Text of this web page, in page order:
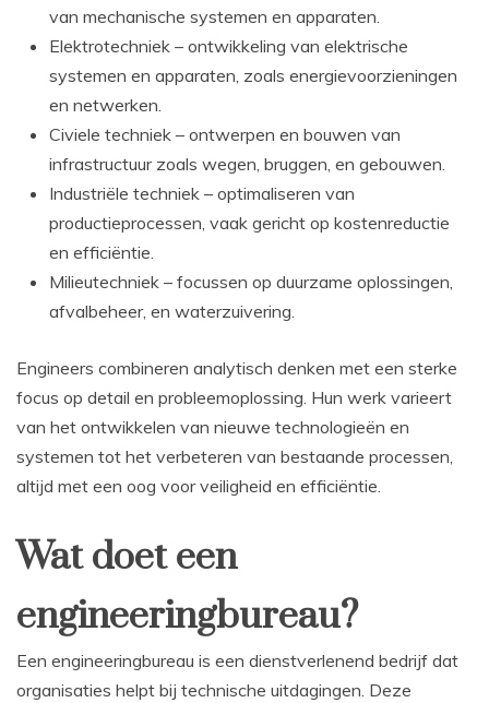
van mechanische systemen en apparaten.
Elektrotechniek – ontwikkeling van elektrische
systemen en apparaten, zoals energievoorzieningen
en netwerken.
Civiele techniek – ontwerpen en bouwen van
infrastructuur zoals wegen, bruggen, en gebouwen.
Industriële techniek – optimaliseren van
productieprocessen, vaak gericht op kostenreductie
en efficiëntie.
Milieutechniek – focussen op duurzame oplossingen,
afvalbeheer, en waterzuivering.
Engineers combineren analytisch denken met een sterke
focus op detail en probleemoplossing. Hun werk varieert
van het ontwikkelen van nieuwe technologieën en
systemen tot het verbeteren van bestaande processen,
altijd met een oog voor veiligheid en efficiëntie.
Wat doet een
engineeringbureau?
Een engineeringbureau is een dienstverlenend bedrijf dat
organisaties helpt bij technische uitdagingen. Deze